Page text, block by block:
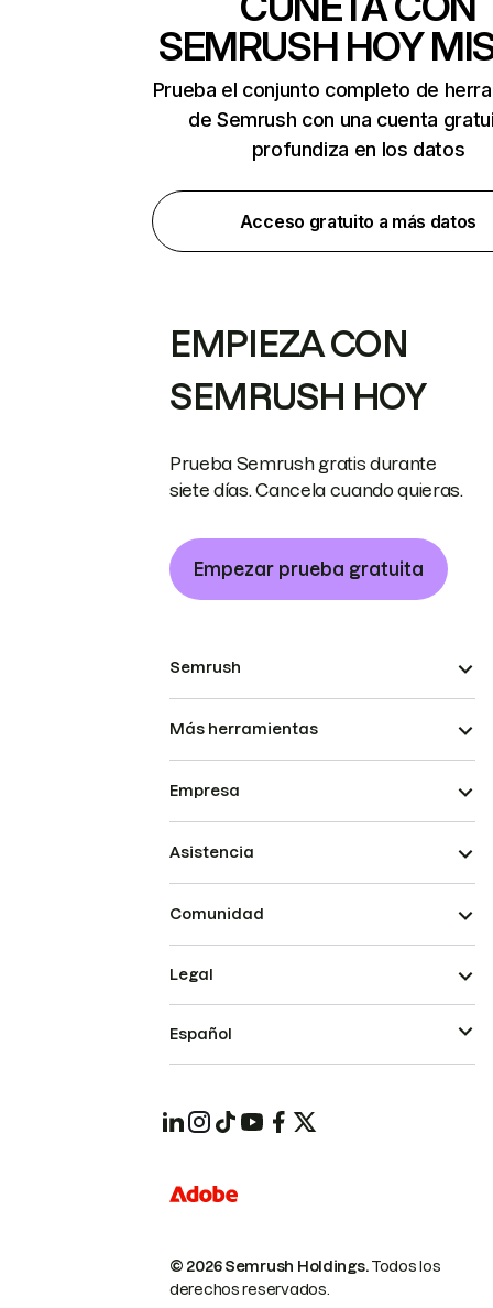
SEMRUSH HOY
Prueba el conjunto completo de
de Semrush con una cuenta
profundiza en los datos
Acceso gratuito a más datos
EMPIEZA CON
SEMRUSH HOY
Prueba Semrush gratis durante
siete días. Cancela cuando quieras.
Empezar prueba gratuita
Semrush
Más herramientas
Empresa
Asistencia
Comunidad
© 2026 Semrush Holdings.Todos los
derechos reservados.
Legal
Español